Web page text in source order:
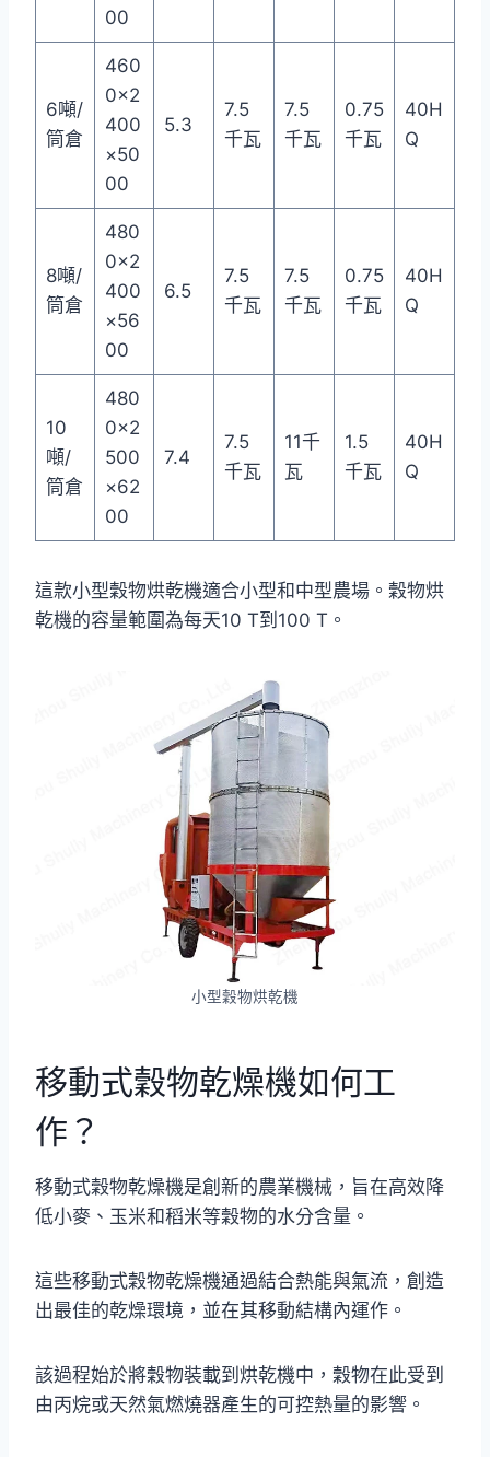
00
6噸/
筒倉
460
0×2
400
×50
00
5.3
7.5
千瓦
7.5
千瓦
0.75
千瓦
40H
Q
8噸/
筒倉
480
0×2
400
×56
00
6.5
7.5
千瓦
7.5
千瓦
0.75
千瓦
40H
Q
10
噸/
筒倉
480
0×2
500
×62
00
7.4
7.5
千瓦
11千
瓦
1.5
千瓦
40H
Q
這款小型穀物烘乾機適合小型和中型農場。穀物烘
乾機的容量範圍為每天10 T到100 T。
小型穀物烘乾機
移動式穀物乾燥機如何工
作？
移動式穀物乾燥機是創新的農業機械，旨在高效降
低小麥、玉米和稻米等穀物的水分含量。
這些移動式穀物乾燥機通過結合熱能與氣流，創造
出最佳的乾燥環境，並在其移動結構內運作。
該過程始於將穀物裝載到烘乾機中，穀物在此受到
由丙烷或天然氣燃燒器產生的可控熱量的影響。